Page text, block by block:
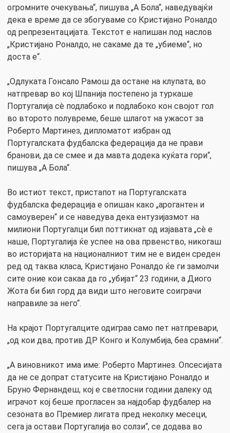
огромните очекувања“, пишува „А Бола“, наведувајќи
дека е време да се збогуваме со Кристијано Роналдо
од репрезентацијата. Текстот е напишан под наслов
„Кристијано Роналдо, не сакаме да те „убиеме“, но
доста е“.
„Одлуката Гонсало Рамош да остане на клупата, во
натпревар во кој Шпанија постепено ја туркаше
Португалија сè подлабоко и подлабоко кон својот гол
во второто полувреме, беше шлагот на ужасот за
Роберто Мартинез, дипломатот избран од
Португалската фудбалска федерација да не прави
бранови, да се смее и да мавта додека куќата гори“,
пишува „А Бола“.
Во истиот текст, пристапот на Португалската
фудбалска федерација е опишан како „арогантен и
самоуверен“ и се наведува дека ентузијазмот на
милиони Португалци бил поттикнат од изјавата „сè е
наше, Португалија ќе успее на ова првенство, никогаш
во историјата на националниот тим не е виден среден
ред од таква класа, Кристијано Роналдо ќе ги замолчи
сите оние кои сакаа да го „убијат“ 23 години, а Диого
Жота би бил горд да види што неговите соиграчи
направиле за него“.
На крајот Португалците одиграа само пет натпревари,
„од кои два, против ДР Конго и Колумбија, беа срамни“.
„А виновникот има име: Роберто Мартинез. Опсесијата
да не се допрат статусите на Кристијано Роналдо и
Бруно Фернандеш, кој е светлосни години далеку од
играчот кој беше прогласен за најдобар фудбалер на
сезоната во Премиер лигата пред неколку месеци,
сега ја остави Португалија во солзи“, се додава во